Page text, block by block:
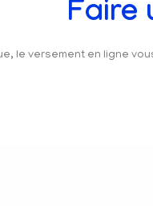
Faire
le versement en ligne